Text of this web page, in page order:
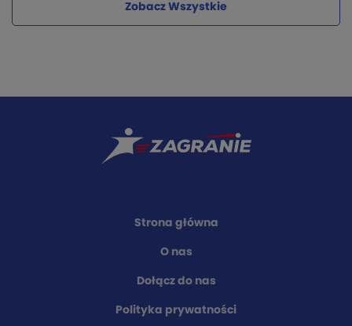
Zobacz Wszystkie
Strona główna
O nas
Dołącz do nas
Polityka prywatności